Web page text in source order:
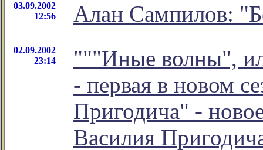
03.09.2002
12:56
Алан Сампилов:
02.09.2002
23:14
"""Иные волны",
- первая в новом
Пригодича" -
Василия